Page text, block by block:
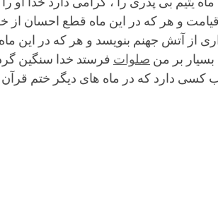
و هر که در این ماه قطع احسان از
از آتش جهنم بنویسد و هر که در این ماه
بسیار بر من صلوات فرستد خدا سنگین
کسى دارد که در ماه هاى دیگر ختم قرآن